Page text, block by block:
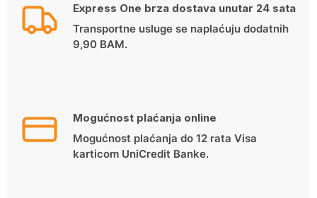
Express One brza dostava unutar 24 sata
Transportne usluge se naplaćuju dodatnih
9,90 BAM.
Mogućnost plaćanja online
Mogućnost plaćanja do 12 rata Visa
karticom UniCredit Banke.